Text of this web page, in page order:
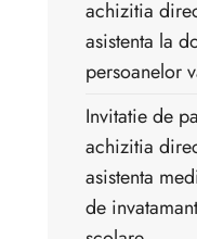
achizitia
asistenta la
persoanelor
Invitatie de
achizitia
asistenta
de